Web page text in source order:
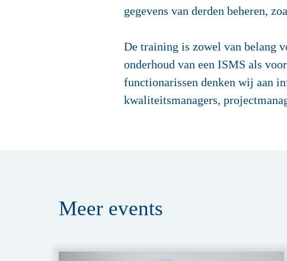
gegevens van derden beheren,
De training is zowel van belang
onderhoud van een ISMS als
functionarissen denken wij aan
kwaliteitsmanagers,
Meer events